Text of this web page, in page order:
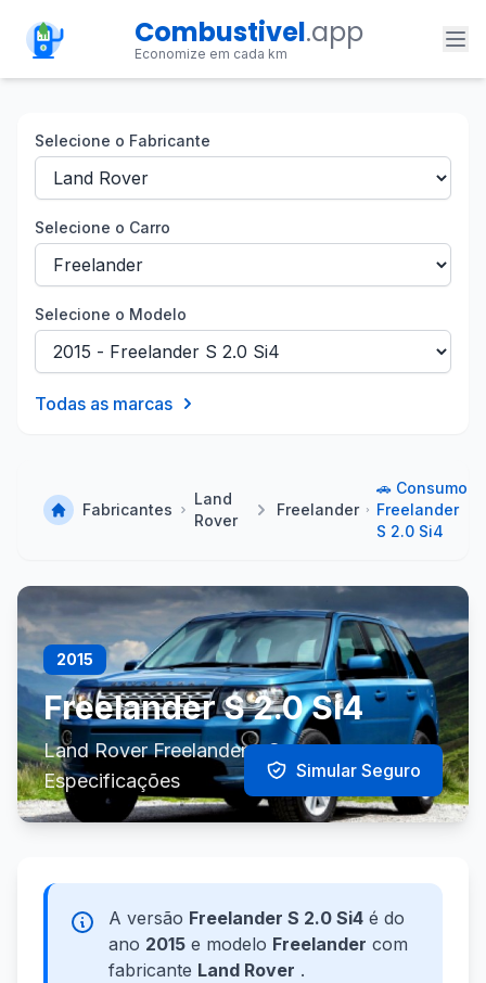
Combustivel.app
Economize em cada km
Selecione o Fabricante
Selecione o Carro
Selecione o Modelo
Todas as marcas
Fabricantes
Land
Rover
Freelander
🚗 Consumo
Freelander
S 2.0 Si4
2015
Freelander S 2.0 Si4
Land Rover Freelander - Consumo e
Especificações
Simular Seguro
A versão Freelander S 2.0 Si4 é do
ano 2015 e modelo Freelander com
fabricante Land Rover .